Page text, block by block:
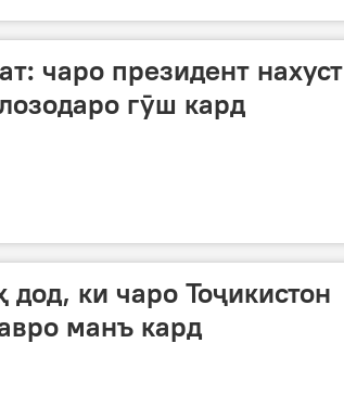
чаро президент нахуст
гӯш кард
ки чаро Тоҷикистон
манъ кард